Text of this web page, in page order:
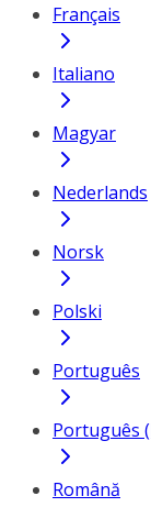
Français
Italiano
Magyar
Nederlands
Norsk
Polski
Português
Português
Română